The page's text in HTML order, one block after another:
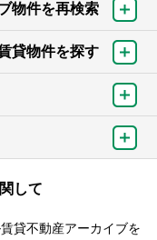
物件を再検索
貸物件を探す
して
貸不動産アーカイブを